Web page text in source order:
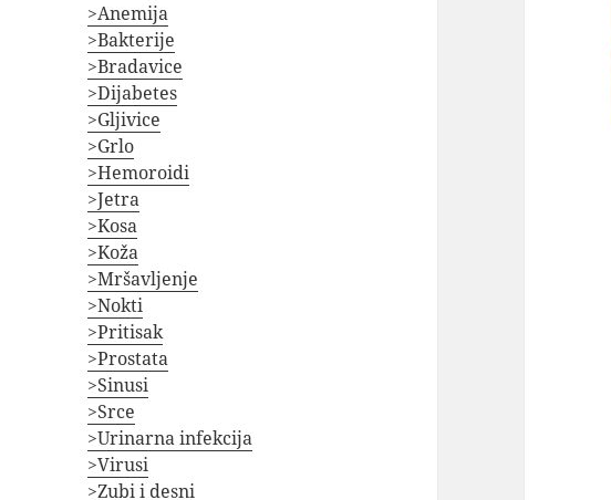
>Anemija
>Bakterije
>Bradavice
>Dijabetes
>Gljivice
>Grlo
>Hemoroidi
>Jetra
>Kosa
>Koža
>Mršavljenje
>Nokti
>Pritisak
>Prostata
>Sinusi
>Srce
>Urinarna infekcija
>Virusi
>Zubi i desni